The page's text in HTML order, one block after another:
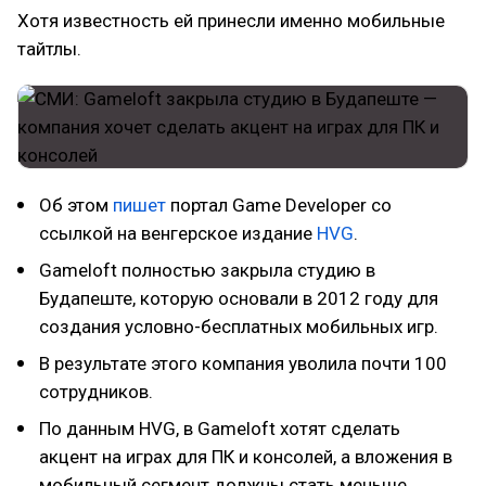
Хотя известность ей принесли именно мобильные
тайтлы.
Об этом пишет портал Game Developer со
ссылкой на венгерское издание HVG.
Gameloft полностью закрыла студию в
Будапеште, которую основали в 2012 году для
создания условно-бесплатных мобильных игр.
В результате этого компания уволила почти 100
сотрудников.
По данным HVG, в Gameloft хотят сделать
акцент на играх для ПК и консолей, а вложения в